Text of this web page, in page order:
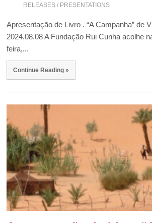
RELEASES / PRESENTATIONS
Apresentação de Livro . “A Campanha” de
2024.08.08 A Fundação Rui Cunha acolhe
feira,...
Continue Reading »